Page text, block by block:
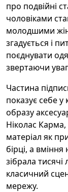
про подвійні
чоловіками
молодшими
згадується і
поєднувати
звертаючи
Частина
показує себе
образу
Ніколас
матеріал як
бірці, а
зібрала тисячі
класичний
мережу.